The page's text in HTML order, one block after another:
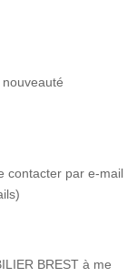
contacter par e-mail
BREST à me